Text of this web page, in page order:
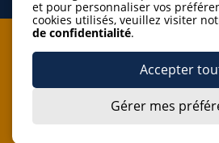
Je m'abonne à
J’accepte de m’abonner à l’infolettre de La
et pour personnaliser vos
cookies utilisés, veuillez visiter
de confidentialité.
Accepter
Gérer mes